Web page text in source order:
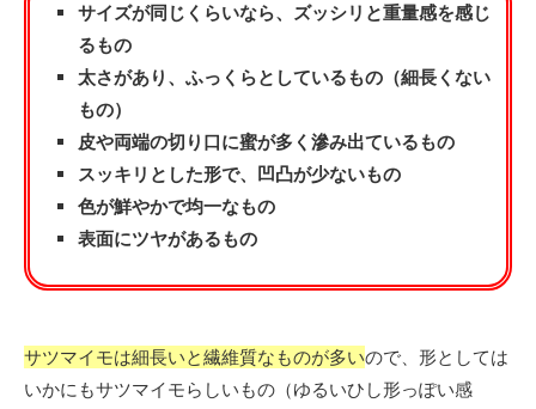
サイズが同じくらいなら、ズッシリと重量感を感じ
るもの
太さがあり、ふっくらとしているもの（細長くない
もの）
皮や両端の切り口に蜜が多く滲み出ているもの
スッキリとした形で、凹凸が少ないもの
色が鮮やかで均一なもの
表面にツヤがあるもの
サツマイモは細長いと繊維質なものが多いので、形としては
いかにもサツマイモらしいもの（ゆるいひし形っぽい感